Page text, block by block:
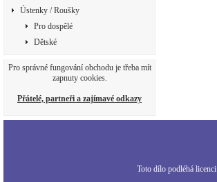
Ústenky / Roušky
Pro dospělé
Dětské
Pro správné fungování obchodu je třeba mít
zapnuty cookies.
Přátelé, partneři a zajímavé odkazy
Toto dílo podléhá licenci